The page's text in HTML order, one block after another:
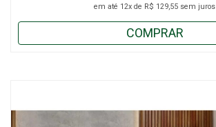
em até 12x de R$ 129,55 sem juros
COMPRAR